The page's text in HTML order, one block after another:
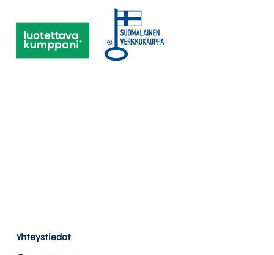
Yhteystiedot